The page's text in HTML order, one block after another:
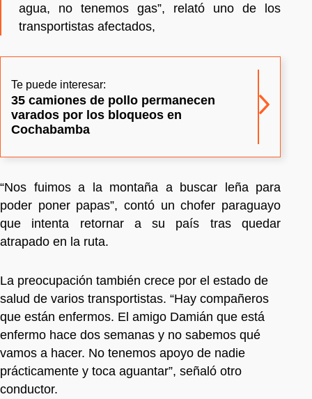
agua, no tenemos gas”, relató uno de los
transportistas afectados,
Te puede interesar:
35 camiones de pollo permanecen
varados por los bloqueos en
Cochabamba
“Nos fuimos a la montaña a buscar leña para
poder poner papas”, contó un chofer paraguayo
que intenta retornar a su país tras quedar
atrapado en la ruta.
La preocupación también crece por el estado de
salud de varios transportistas. “Hay compañeros
que están enfermos. El amigo Damián que está
enfermo hace dos semanas y no sabemos qué
vamos a hacer. No tenemos apoyo de nadie
prácticamente y toca aguantar”, señaló otro
conductor.